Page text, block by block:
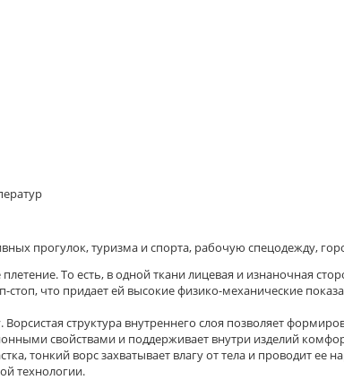
прогулок, туризма и спорта, рабочую спецодежду,
То есть, в одной ткани лицевая и изнаночная
что придает ей высокие физико-механические
структура внутреннего слоя позволяет
свойствами и поддерживает внутри изделий
тонкий ворс захватывает влагу от тела и проводит
технологии.